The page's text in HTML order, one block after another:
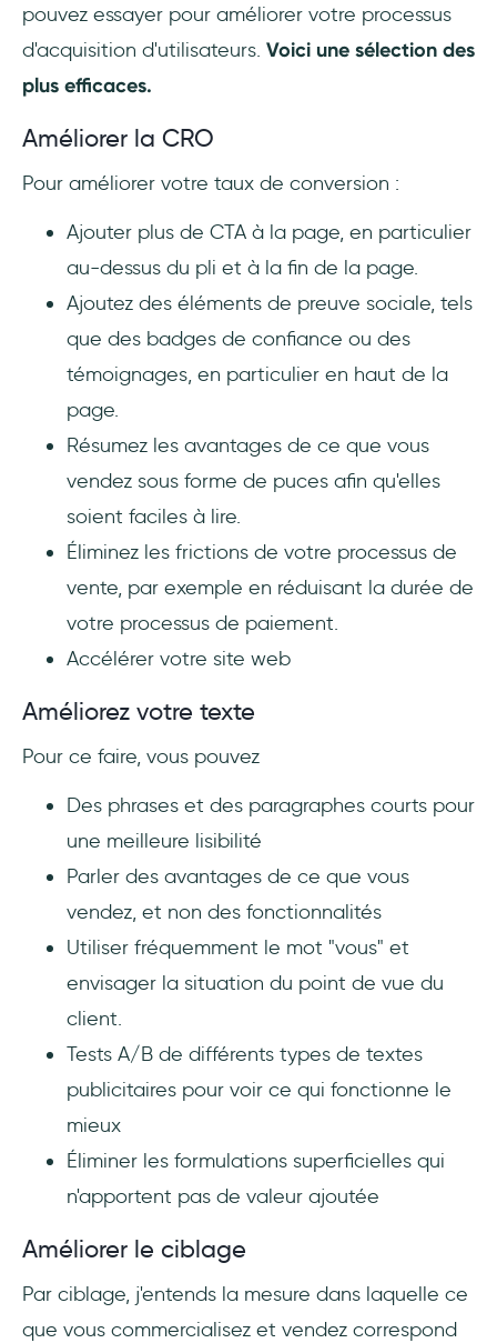
pouvez essayer pour améliorer votre processus
d'acquisition d'utilisateurs. Voici une sélection des
plus efficaces.
Améliorer la CRO
Pour améliorer votre taux de conversion :
Ajouter plus de CTA à la page, en particulier
au-dessus du pli et à la fin de la page.
Ajoutez des éléments de preuve sociale, tels
que des badges de confiance ou des
témoignages, en particulier en haut de la
page.
Résumez les avantages de ce que vous
vendez sous forme de puces afin qu'elles
soient faciles à lire.
Éliminez les frictions de votre processus de
vente, par exemple en réduisant la durée de
votre processus de paiement.
Accélérer votre site web
Améliorez votre texte
Pour ce faire, vous pouvez
Des phrases et des paragraphes courts pour
une meilleure lisibilité
Parler des avantages de ce que vous
vendez, et non des fonctionnalités
Utiliser fréquemment le mot "vous" et
envisager la situation du point de vue du
client.
Tests A/B de différents types de textes
publicitaires pour voir ce qui fonctionne le
mieux
Éliminer les formulations superficielles qui
n'apportent pas de valeur ajoutée
Améliorer le ciblage
Par ciblage, j'entends la mesure dans laquelle ce
que vous commercialisez et vendez correspond